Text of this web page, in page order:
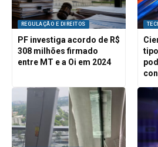
REGULAÇÃO E DIREITOS
PF investiga acordo de R$
308 milhões firmado
entre MT e a Oi em 2024